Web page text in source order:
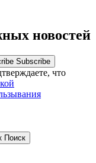
новостей
Subscribe
что
Поиск